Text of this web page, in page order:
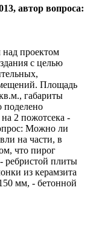
автор вопроса:
над проектом
с целью
Площадь
габариты
поделено
2 пожотсека -
Можно ли
на части, в
что пирог
ребристой плиты
из керамзита
мм, - бетонной